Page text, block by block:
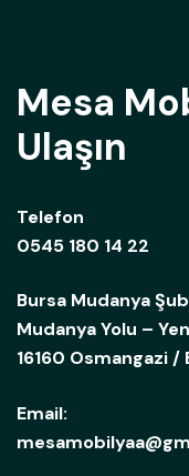
Mesa
Ulaşın
Telefon
0545 180 14 22
Bursa Mudanya
Mudanya Yolu –
16160 Osmangazi /
Email: